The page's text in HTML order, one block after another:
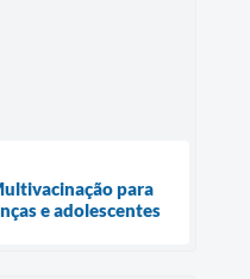
para
e adolescentes